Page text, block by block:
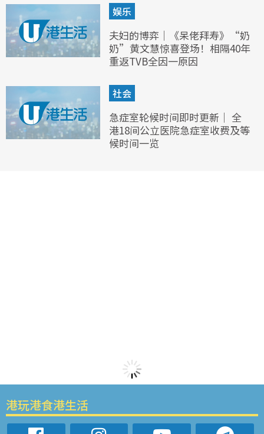
娱乐
夫妇的博弈｜《呆佬拜寿》“奶
奶”黄文慧惊喜登场！相隔40年
重返TVB全因一原因
社会
急症室轮候时间即时更新｜ 全
港18间公立医院急症室收费及等
候时间一览
港玩港食港生活